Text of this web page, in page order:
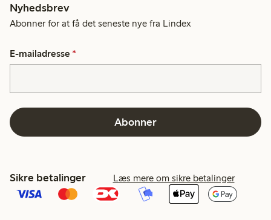
Nyhedsbrev
Abonner for at få det seneste nye fra Lindex
E-mailadresse *
Abonner
Sikre betalinger Læs mere om sikre betalinger